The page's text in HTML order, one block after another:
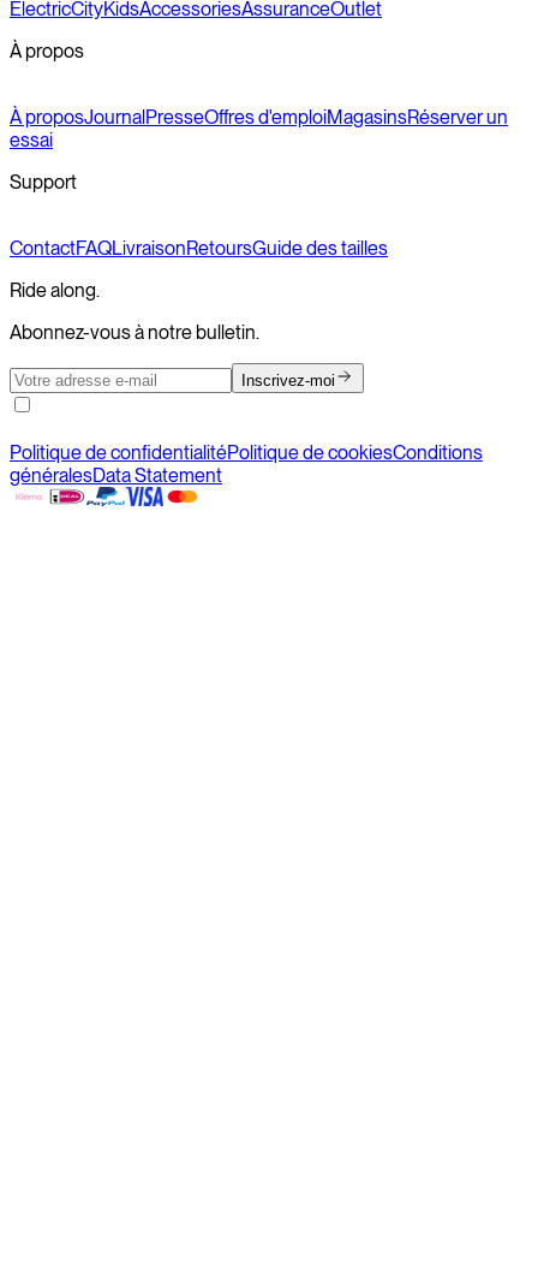
ElectricCityKidsAccessoriesAssuranceOutlet
À propos
À proposJournalPresseOffres d'emploiMagasinsRéserver un
essai
Support
ContactFAQLivraisonRetoursGuide des tailles
Ride along.
Abonnez-vous à notre bulletin.
Inscrivez-moi
Politique de confidentialitéPolitique de cookiesConditions
généralesData Statement